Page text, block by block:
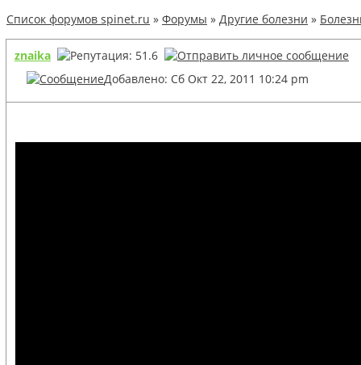
Список форумов spinet.ru » Форумы » Другие болезни »
znaika
Добавлено: Сб Окт 22, 2011 10:24 pm